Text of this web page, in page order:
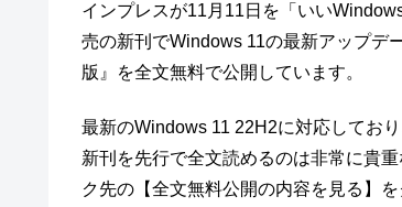
インプレスが11月11日を「いい
売の新刊でWindows 11の最新アップデ
版』を全文無料で公開しています。
最新のWindows 11 22H2に対応してお
新刊を先行で全文読めるのは非常に貴
ク先の【全文無料公開の内容を見る】